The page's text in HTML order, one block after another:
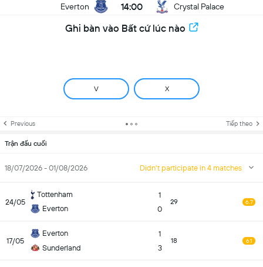
Everton 14:00 Crystal Palace
Ghi bàn vào Bất cứ lúc nào
V X
Previous Tiếp theo
Trận đấu cuối
18/07/2026 - 01/08/2026 Didn't participate in 4 matches
24/05
Tottenham
Everton
1
0
29 6.7
17/05
Everton
Sunderland
1
3
18 6.1